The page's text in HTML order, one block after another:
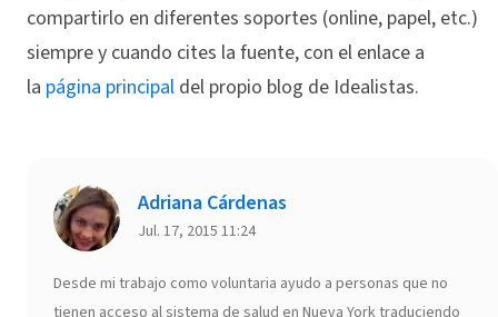
compartirlo en diferentes soportes (online, papel, etc.)
siempre y cuando cites la fuente, con el enlace a
la página principal del propio blog de Idealistas.
Adriana Cárdenas
Jul. 17, 2015 11:24
Desde mi trabajo como voluntaria ayudo a personas que no